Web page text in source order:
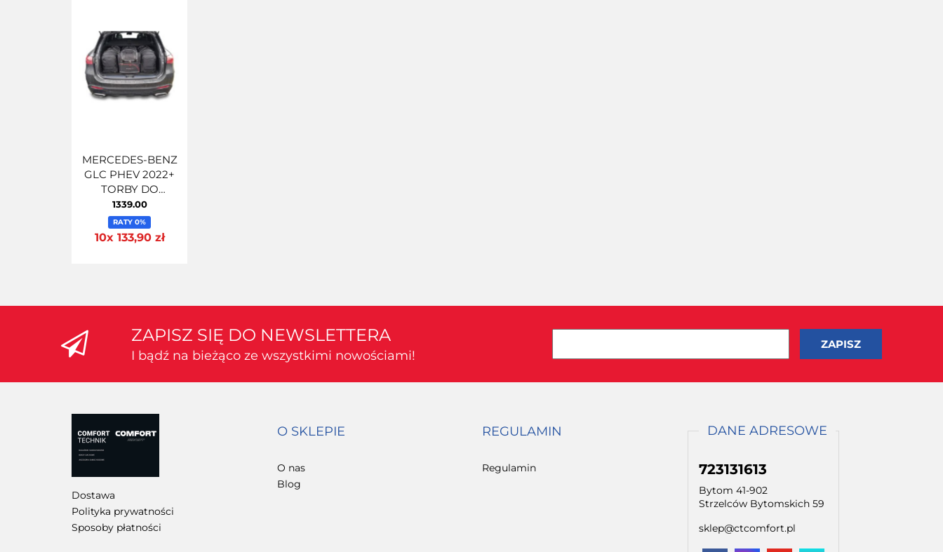
MERCEDES-BENZ
GLC PHEV 2022+
TORBY DO
BAGAŻNIKA 4 SZT
1339.00
RATY 0%
10x 133,90 zł
ZAPISZ SIĘ DO NEWSLETTERA
I bądź na bieżąco ze wszystkimi nowościami!
Dostawa
Polityka prywatności
Sposoby płatności
O SKLEPIE
O nas
Blog
REGULAMIN
Regulamin
DANE ADRESOWE
723131613
Bytom 41-902
Strzelców Bytomskich 59
sklep@ctcomfort.pl